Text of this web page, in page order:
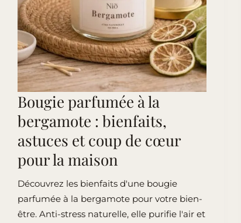
Bougie parfumée à la
bergamote : bienfaits,
astuces et coup de cœur
pour la maison
Découvrez les bienfaits d'une bougie
parfumée à la bergamote pour votre bien-
être. Anti-stress naturelle, elle purifie l'air et